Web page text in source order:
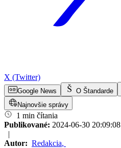
X (Twitter)
Google News O Štandarde
Najnovšie správy
1 min čítania
Publikované: 2024-06-30 20:09:08
|
Autor: Redakcia,